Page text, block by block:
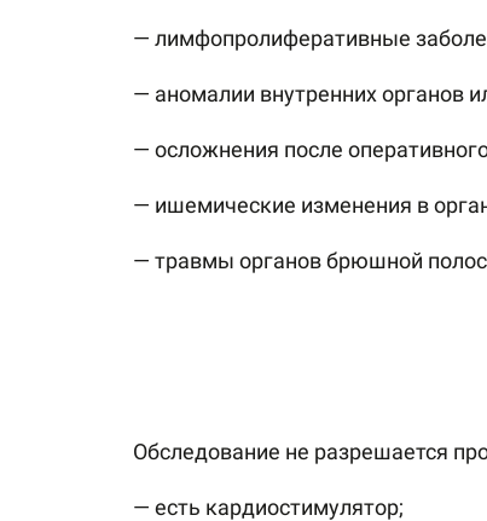
— лимфопролиферативные
— аномалии внутренних органов
— осложнения после
— ишемические изменения в
— травмы органов брюшной
Обследование не разрешается
— есть кардиостимулятор;